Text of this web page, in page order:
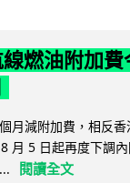
燃油附加
月減附加費，相反
月 5 日起再度下調
閱讀全文